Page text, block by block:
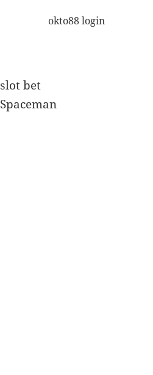
okto88 login
slot bet
Spaceman